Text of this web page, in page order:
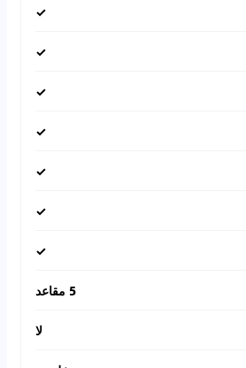
✓
✓
✓
✓
✓
✓
✓
5 مقاعد
لا